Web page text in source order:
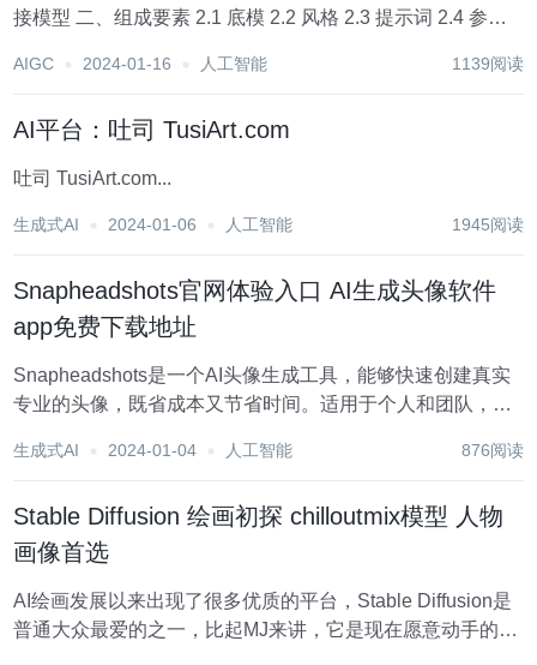
接模型 二、组成要素 2.1 底模 2.2 风格 2.3 提示词 2.4 参数
脑硬件配置查看 1.2...
AIGC 2024-01-16 人工智能 1139阅读
AI平台：吐司 TusiArt.com
吐司 TusiArt.com...
生成式AI 2024-01-06 人工智能 1945阅读
Snapheadshots官网体验入口 AI生成头像软件
app免费下载地址
Snapheadshots是一个AI头像生成工具，能够快速创建真实
专业的头像，既省成本又节省时间。适用于个人和团队，无
法区分，质量极高。可用于简历、电子邮件、社交媒体等多
生成式AI 2024-01-04 人工智能 876阅读
Stable Diffusion 绘画初探 chilloutmix模型 人物
画像首选
AI绘画发展以来出现了很多优质的平台，Stable Diffusion是
普通大众最爱的之一，比起MJ来讲，它是现在愿意动手的人